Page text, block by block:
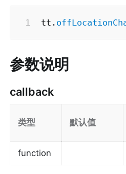
tt .
参数说明
callback
类型 默认值
function